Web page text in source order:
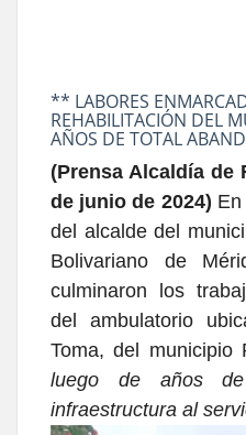
** LABORES
REHABILITACIÓN DEL
AÑOS DE TOTAL
(Prensa Alcaldía de
de junio de 2024)
del alcalde del
Bolivariano de
culminaron los
del ambulatorio
Toma, del municipio
luego de años
infraestructura al